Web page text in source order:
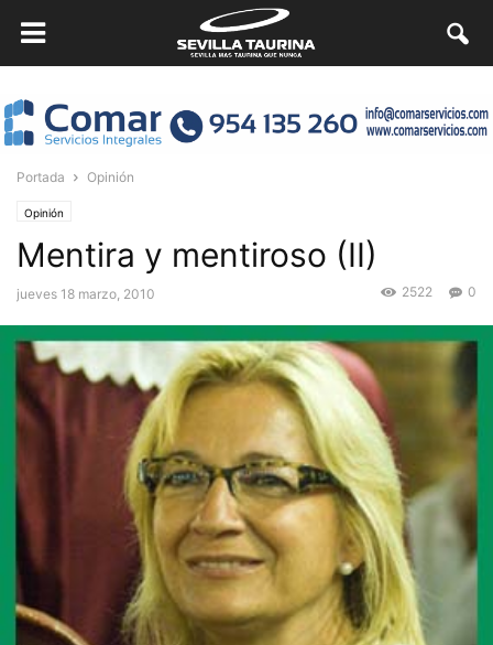
Portada Opinión
Opinión
Mentira y mentiroso (II)
jueves 18 marzo, 2010 0
2522